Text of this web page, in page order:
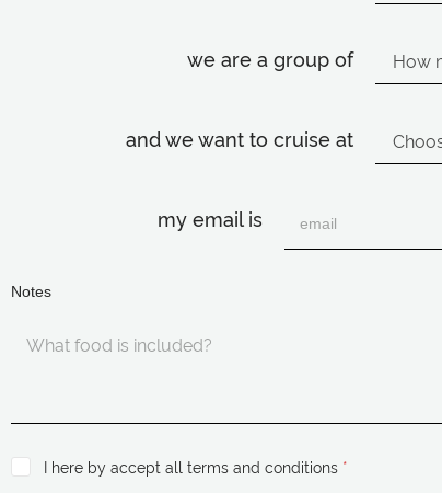
we are a group of
and we want to cruise at
my email is
Notes
I here by accept all terms and conditions *